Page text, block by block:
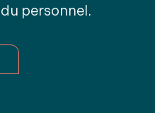
personnel.